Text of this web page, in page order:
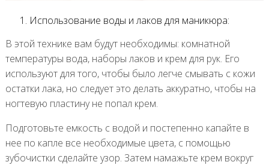
Использование воды и лаков для маникюра:
В этой технике вам будут необходимы: комнатной
температуры вода, наборы лаков и крем для рук. Его
используют для того, чтобы было легче смывать с кожи
остатки лака, но следует это делать аккуратно, чтобы на
ногтевую пластину не попал крем.
Подготовьте емкость с водой и постепенно капайте в
нее по капле все необходимые цвета, с помощью
зубочистки сделайте узор. Затем намажьте крем вокруг